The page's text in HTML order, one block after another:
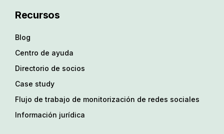
Recursos
Blog
Centro de ayuda
Directorio de socios
Case study
Flujo de trabajo de monitorización de redes sociales
Información jurídica